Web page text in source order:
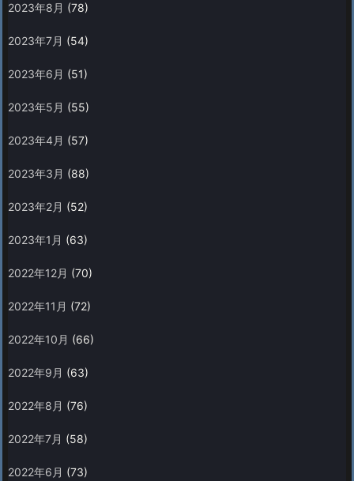
2023年8月 (78)
2023年7月 (54)
2023年6月 (51)
2023年5月 (55)
2023年4月 (57)
2023年3月 (88)
2023年2月 (52)
2023年1月 (63)
2022年12月 (70)
2022年11月 (72)
2022年10月 (66)
2022年9月 (63)
2022年8月 (76)
2022年7月 (58)
2022年6月 (73)